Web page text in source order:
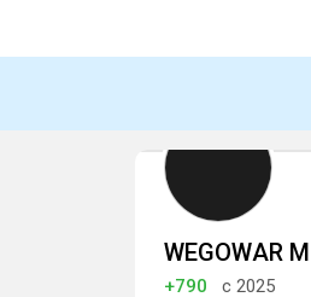
WEGOWAR
+790 с 2025